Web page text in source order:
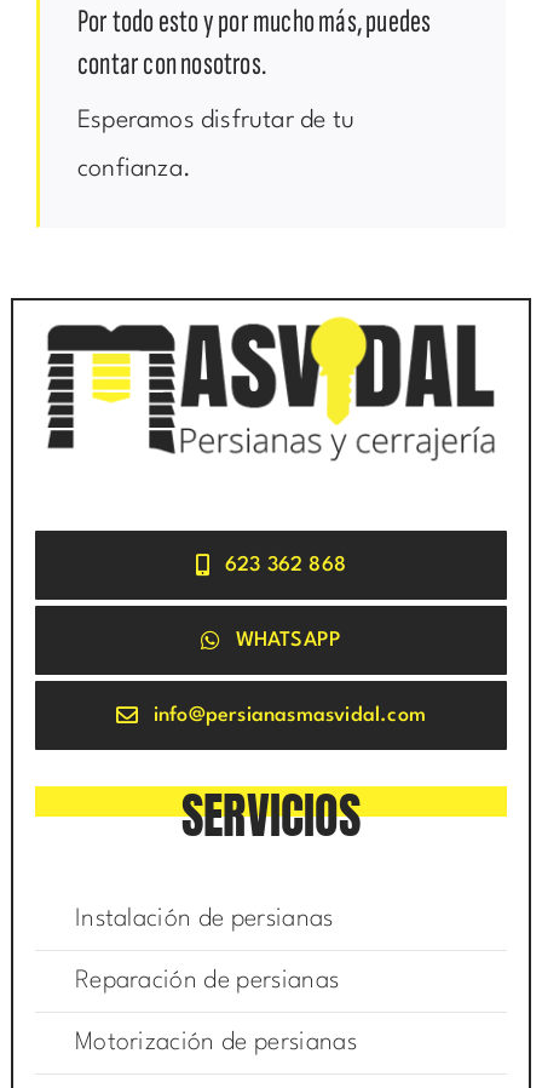
Por todo esto y por mucho más, puedes
contar con nosotros.
Esperamos disfrutar de tu
confianza.
623 362 868
WHATSAPP
info@persianasmasvidal.com
SERVICIOS
Instalación de persianas
Reparación de persianas
Motorización de persianas